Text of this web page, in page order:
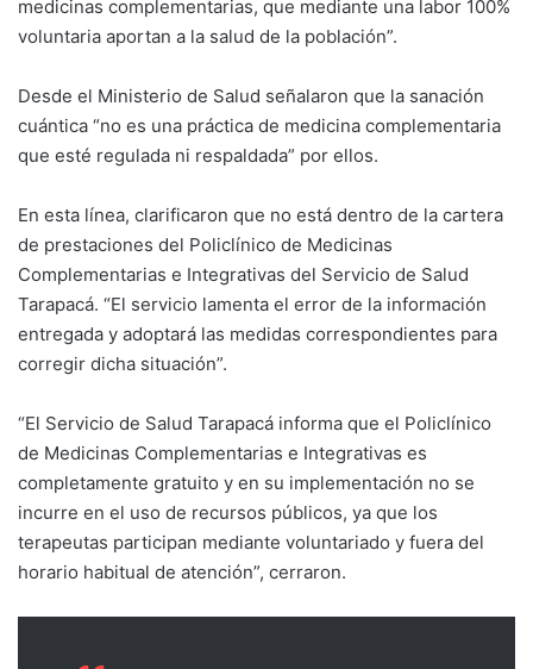
medicinas complementarias, que mediante una labor 100%
voluntaria aportan a la salud de la población”.
Desde el Ministerio de Salud señalaron que la sanación
cuántica “no es una práctica de medicina complementaria
que esté regulada ni respaldada” por ellos.
En esta línea, clarificaron que no está dentro de la cartera
de prestaciones del Policlínico de Medicinas
Complementarias e Integrativas del Servicio de Salud
Tarapacá. “El servicio lamenta el error de la información
entregada y adoptará las medidas correspondientes para
corregir dicha situación”.
“El Servicio de Salud Tarapacá informa que el Policlínico
de Medicinas Complementarias e Integrativas es
completamente gratuito y en su implementación no se
incurre en el uso de recursos públicos, ya que los
terapeutas participan mediante voluntariado y fuera del
horario habitual de atención”, cerraron.